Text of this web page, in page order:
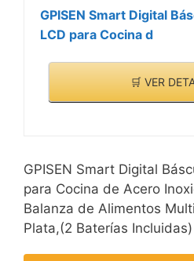
GPISEN Smart Digital
LCD para Cocina d
🛒 VER
GPISEN Smart Digital
para Cocina de Acero
Balanza de Alimentos
Plata,(2 Baterías Incluidas)